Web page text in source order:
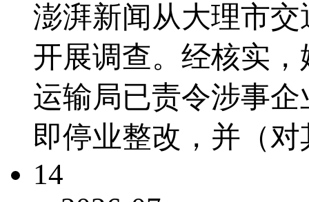
澎湃新闻从大理市
开展调查。经核实
运输局已责令涉事
即停业整改，并（
14